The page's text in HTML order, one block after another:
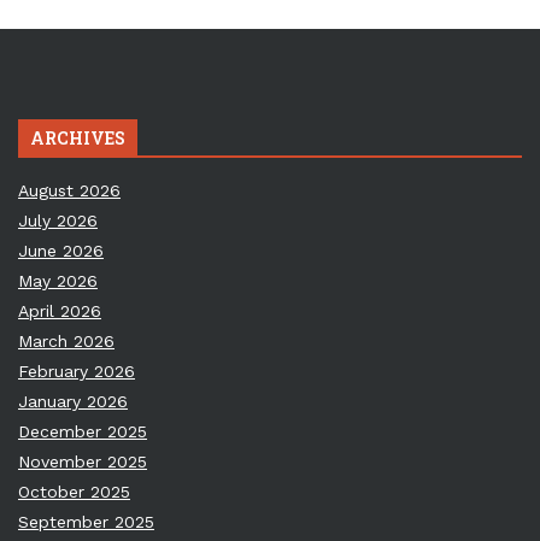
ARCHIVES
August 2026
July 2026
June 2026
May 2026
April 2026
March 2026
February 2026
January 2026
December 2025
November 2025
October 2025
September 2025